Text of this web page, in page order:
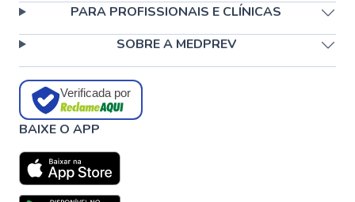
PARA PROFISSIONAIS E CLÍNICAS
SOBRE A MEDPREV
Verificada por
BAIXE O APP